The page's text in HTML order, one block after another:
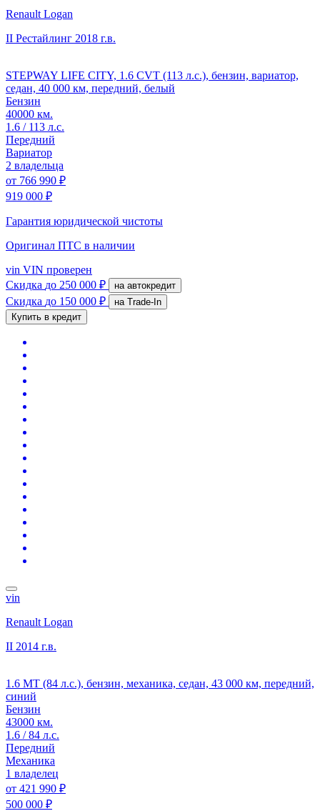
Renault Logan
II Рестайлинг 2018 г.в.
STEPWAY LIFE CITY, 1.6 CVT (113 л.с.), бензин, вариатор,
седан, 40 000 км, передний, белый
Бензин
40000 км.
1.6 / 113 л.с.
Передний
Вариатор
2 владельца
от 766 990 ₽
919 000 ₽
Гарантия юридической чистоты
Оригинал ПТС в наличии
vin VIN проверен
Скидка до 250 000 ₽ на автокредит
Скидка до 150 000 ₽
на Trade-In
Купить в кредит
vin
Renault Logan
II 2014 г.в.
1.6 MT (84 л.с.), бензин, механика, седан, 43 000 км, передний,
синий
Бензин
43000 км.
1.6 / 84 л.с.
Передний
Механика
1 владелец
от 421 990 ₽
500 000 ₽